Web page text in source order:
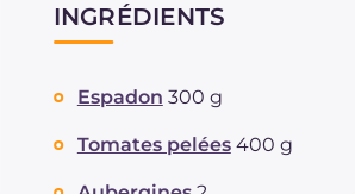
INGRÉDIENTS
Espadon 300 g
Tomates pelées 400 g